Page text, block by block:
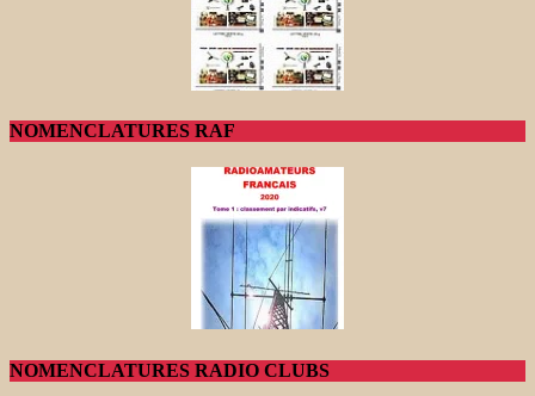
NOMENCLATURES RAF
NOMENCLATURES RADIO CLUBS